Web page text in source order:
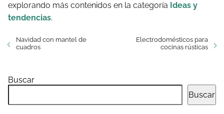
explorando más contenidos en la categoría Ideas y
tendencias.
Navidad con mantel de
cuadros
Electrodomésticos para
cocinas rústicas
Buscar
Buscar